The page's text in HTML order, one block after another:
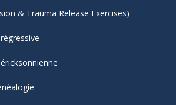
& Trauma Release Exercises)